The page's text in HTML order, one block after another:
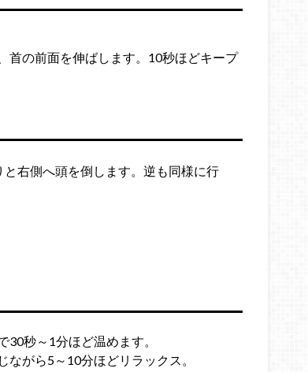
首の前面を伸ばします。10秒ほどキープ
右側へ頭を倒します。逆も同様に行
秒～1分ほど温めます。
がら5～10分ほどリラックス。